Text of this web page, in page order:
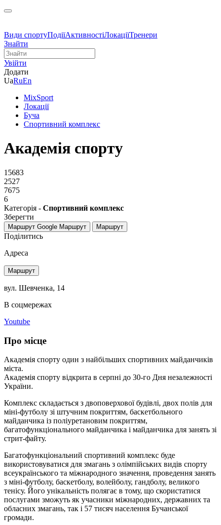
Види спортуПодіїАктивностіЛокаціїТренери
Знайти
Увійти
Додати
UaRuEn
MixSport
Локації
Буча
Спортивний комплекс
Академія спорту
15683
2527
7675
6
Категорія - Спортивний комплекс
Зберегти
Маршрут Google Маршрут Маршрут
Поділитись
Адреса
Маршрут
вул. Шевченка, 14
В соцмережах
Youtube
Про місце
Академія спорту один з найбільших спортивних майданчиків
міста.
Академія спорту відкрита в серпні до 30-го Дня незалежності
України.
Комплекс складається з двоповерхової будівлі, двох полів для
міні-футболу зі штучним покриттям, баскетбольного
майданчика із поліуретановим покриттям,
багатофункціонального майданчика і майданчика для занять зі
стрит-файту.
Багатофункціональний спортивний комплекс буде
використовуватися для змагань з олімпійських видів спорту
всеукраїнського та міжнародного значення, проведення занять
з міні-футболу, баскетболу, волейболу, гандболу, великого
тенісу. Його унікальність полягає в тому, що скористатися
послугами зможуть як учасники міжнародних, державних та
обласних змагань, так і 57 тисяч населення Бучанської
громади.